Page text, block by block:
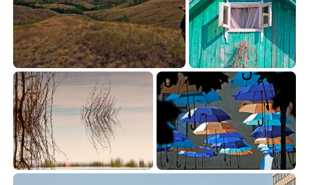
372
19.33
10
1.60
31 74